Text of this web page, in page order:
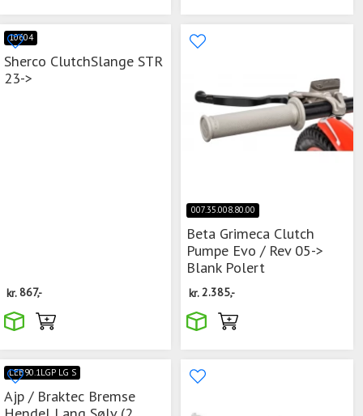
10604
Sherco ClutchSlange STR
23->
kr.867,-
007.35.008.80.00
Beta Grimeca Clutch
Pumpe Evo / Rev 05->
Blank Polert
kr.2.385,-
LEB90.1LGP LG S
Ajp / Braktec Bremse